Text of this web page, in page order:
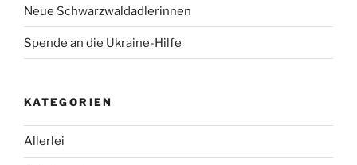
Neue Schwarzwaldadlerinnen
Spende an die Ukraine-Hilfe
KATEGORIEN
Allerlei